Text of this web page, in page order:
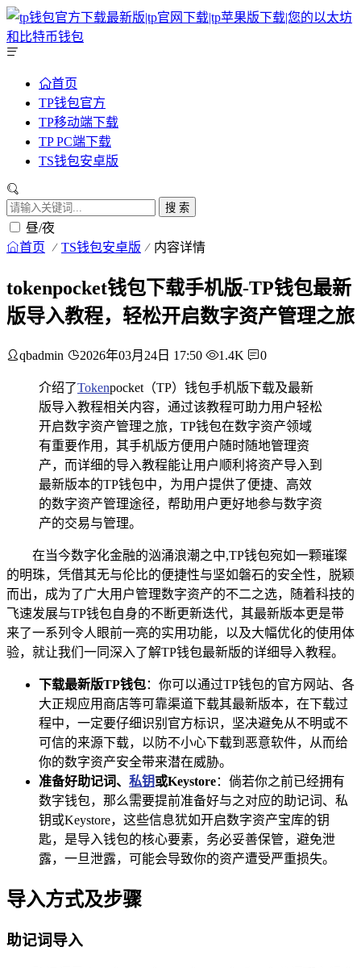
首页
TP钱包官方
TP移动端下载
TP PC端下载
TS钱包安卓版
搜 索
昼/夜
首页 TS钱包安卓版 内容详情
tokenpocket钱包下载手机版-TP钱包最新
版导入教程，轻松开启数字资产管理之旅
qbadmin 2026年03月24日 17:50 1.4K 0
介绍了Tokenpocket（TP）钱包手机版下载及最新
版导入教程相关内容，通过该教程可助力用户轻松
开启数字资产管理之旅，TP钱包在数字资产领域
有重要作用，其手机版方便用户随时随地管理资
产，而详细的导入教程能让用户顺利将资产导入到
最新版本的TP钱包中，为用户提供了便捷、高效
的数字资产管理途径，帮助用户更好地参与数字资
产的交易与管理。
在当今数字化金融的汹涌浪潮之中,TP钱包宛如一颗璀璨
的明珠，凭借其无与伦比的便捷性与坚如磐石的安全性，脱颖
而出，成为了广大用户管理数字资产的不二之选，随着科技的
飞速发展与TP钱包自身的不断更新迭代，其最新版本更是带
来了一系列令人眼前一亮的实用功能，以及大幅优化的使用体
验，就让我们一同深入了解TP钱包最新版的详细导入教程。
下载最新版TP钱包：你可以通过TP钱包的官方网站、各
大正规应用商店等可靠渠道下载其最新版本，在下载过
程中，一定要仔细识别官方标识，坚决避免从不明或不
可信的来源下载，以防不小心下载到恶意软件，从而给
你的数字资产安全带来潜在威胁。
准备好助记词、 私钥或Keystore：倘若你之前已经拥有
数字钱包，那么需要提前准备好与之对应的助记词、私
钥或Keystore，这些信息犹如开启数字资产宝库的钥
匙，是导入钱包的核心要素，务必妥善保管，避免泄
露，一旦泄露，可能会导致你的资产遭受严重损失。
导入方式及步骤
助记词导入